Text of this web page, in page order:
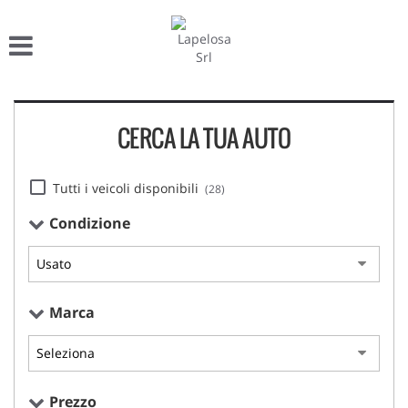
ACQUISTIAMO USATO
ASSISTENZA
CERCA LA TUA AUTO
Tutti i veicoli disponibili (28)
Condizione
Marca
Prezzo
Le
tue
consenso
pannello
ti
consente
di
esprimere
tue
preferenze
di
consenso
alle
tecnologie
di